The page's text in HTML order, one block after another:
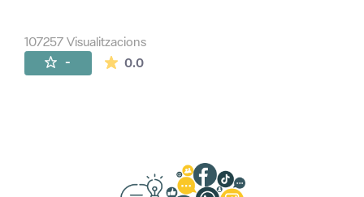
107257 Visualitzacions
- 0.0La mitjana de les valoracions és de 0